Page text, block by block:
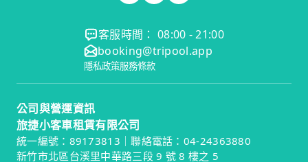
客服時間： 08:00 - 21:00
booking@tripool.app
隱私政策服務條款
公司與營運資訊
旅捷小客車租賃有限公司
統一編號：89173813｜聯絡電話：04-24363880
新竹市北區台溪里中華路三段 9 號 8 樓之 5